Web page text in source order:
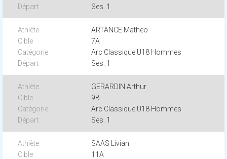
Ses. 1
ARTANCE Matheo
7A
Arc Classique U18 Hommes
Ses. 1
GERARDIN Arthur
9B
Arc Classique U18 Hommes
Ses. 1
SAAS Livian
11A